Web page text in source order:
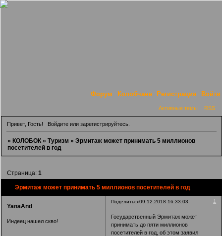
Форум Колобчане Регистрация Войти
Активные темы RSS
Привет, Гость! Войдитеили зарегистрируйтесь.
»КОЛОБОК »Туризм »Эрмитаж может принимать 5 миллионов
посетителей в год
Эрмитаж может принимать 5 миллионов посетителей в год
Страница:1
Поделиться 1
09.12.2018 16:33:03
YanaAnd
Индеец нашел скво!
Государственный Эрмитаж может
принимать до пяти миллионов
посетителей в год, об этом заявил